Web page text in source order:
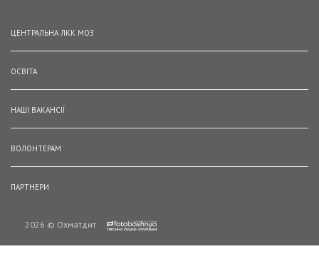
ЦЕНТРАЛЬНА ЛКК МОЗ
ОСВІТА
НАШІ ВАКАНСІЇ
ВОЛОНТЕРАМ
ПАРТНЕРИ
2026 © Охматдит